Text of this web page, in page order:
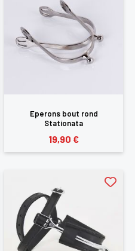
Eperons bout rond
Stationata
19,90 €